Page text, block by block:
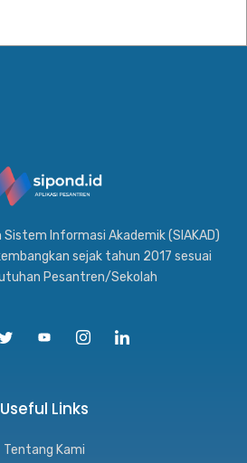
Informasi Akademik (SIAKAD)
sejak tahun 2017 sesuai
Pesantren/Sekolah
Useful Links
Tentang Kami